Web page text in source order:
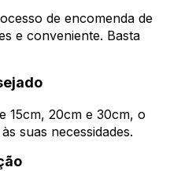
de encomenda de
e conveniente. Basta
15cm, 20cm e 30cm, o
suas necessidades.